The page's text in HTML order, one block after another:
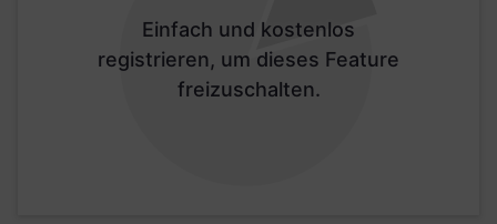
Einfach und kostenlos
registrieren, um dieses Feature
freizuschalten.